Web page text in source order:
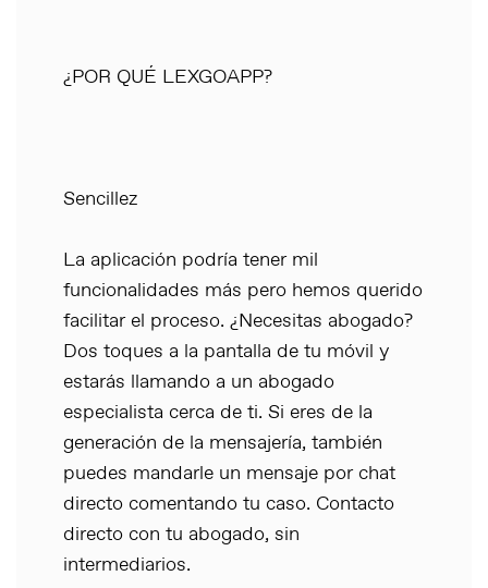
¿POR QUÉ LEXGOAPP?
Sencillez
La aplicación podría tener mil
funcionalidades más pero hemos querido
facilitar el proceso. ¿Necesitas abogado?
Dos toques a la pantalla de tu móvil y
estarás llamando a un abogado
especialista cerca de ti. Si eres de la
generación de la mensajería, también
puedes mandarle un mensaje por chat
directo comentando tu caso. Contacto
directo con tu abogado, sin
intermediarios.